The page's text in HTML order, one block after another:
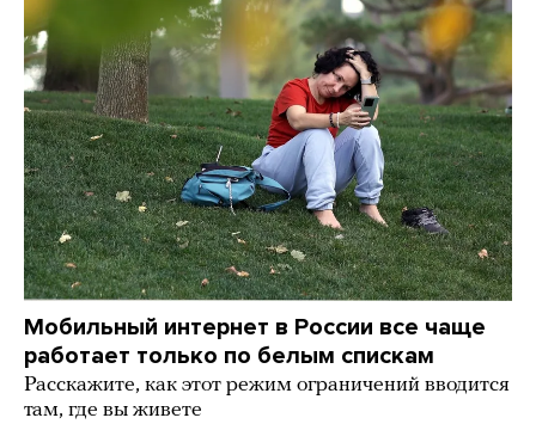
Мобильный интернет в России все чаще
работает только по белым спискам
Расскажите, как этот режим ограничений вводится
там, где вы живете